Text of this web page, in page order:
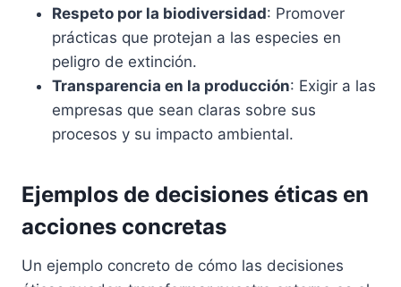
Respeto por la biodiversidad: Promover
prácticas que protejan a las especies en
peligro de extinción.
Transparencia en la producción: Exigir a las
empresas que sean claras sobre sus
procesos y su impacto ambiental.
Ejemplos de decisiones éticas en
acciones concretas
Un ejemplo concreto de cómo las decisiones